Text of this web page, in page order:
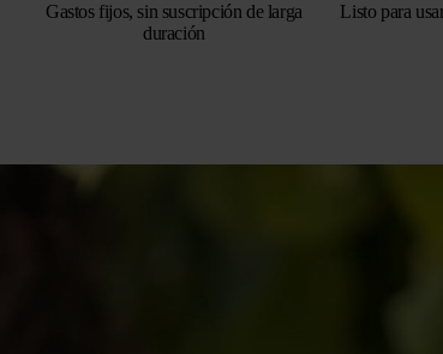
Gastos fijos, sin suscripción de larga
duración
Listo para